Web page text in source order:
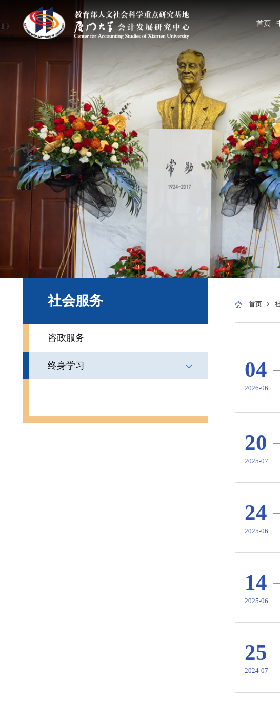
首页
社会服务
咨政服务
终身学习
首页
04
2026-06
20
2025-07
24
2025-06
14
2025-06
25
2024-07